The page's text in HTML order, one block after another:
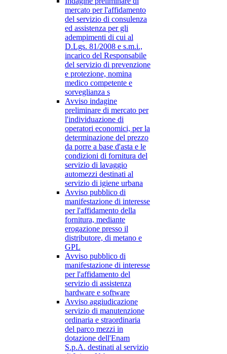
mercato per l'affidamento
del servizio di consulenza
ed assistenza per gli
adempimenti di cui al
D.Lgs. 81/2008 e s.m.i.,
incarico del Responsabile
del servizio di prevenzione
e protezione, nomina
medico competente e
sorveglianza s
Avviso indagine
preliminare di mercato per
l'individuazione di
operatori economici, per la
determinazione del prezzo
da porre a base d'asta e le
condizioni di fornitura del
servizio di lavaggio
automezzi destinati al
servizio di igiene urbana
Avviso pubblico di
manifestazione di interesse
per l'affidamento della
fornitura, mediante
erogazione presso il
distributore, di metano e
GPL
Avviso pubblico di
manifestazione di interesse
per l'affidamento del
servizio di assistenza
hardware e software
Avviso aggiudicazione
servizio di manutenzione
ordinaria e straordinaria
del parco mezzi in
dotazione dell'Enam
S.p.A. destinati al servizio